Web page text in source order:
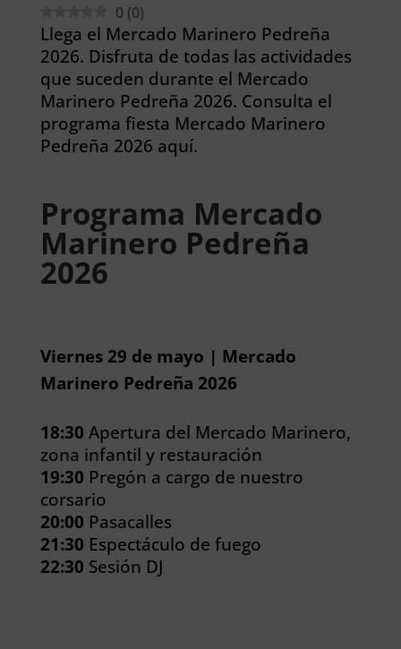
0 (0)
Llega el Mercado Marinero Pedreña
2026. Disfruta de todas las actividades
que suceden durante el Mercado
Marinero Pedreña 2026. Consulta el
programa fiesta Mercado Marinero
Pedreña 2026 aquí.
Programa Mercado
Marinero Pedreña
2026
Viernes 29 de mayo | Mercado
Marinero Pedreña 2026
18:30 Apertura del Mercado Marinero,
zona infantil y restauración
19:30 Pregón a cargo de nuestro
corsario
20:00 Pasacalles
21:30 Espectáculo de fuego
22:30 Sesión DJ